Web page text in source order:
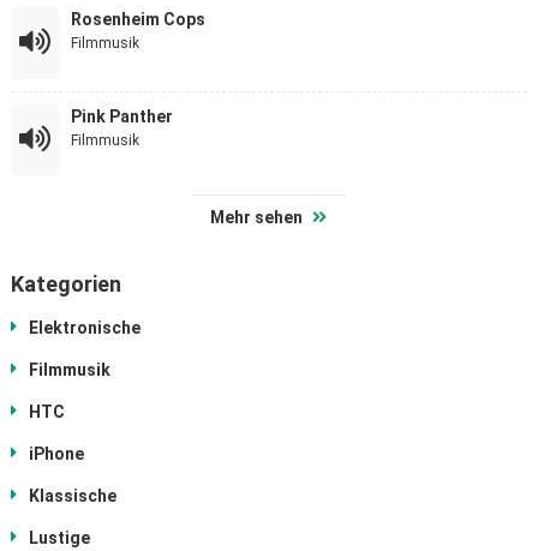
Rosenheim Cops
Filmmusik
Pink Panther
Filmmusik
Mehr sehen
Kategorien
Elektronische
Filmmusik
HTC
iPhone
Klassische
Lustige